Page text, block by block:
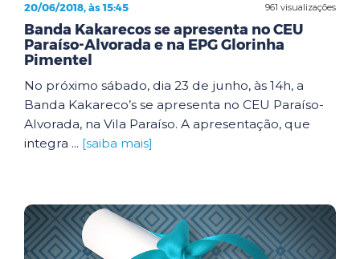
961 visualizações
20/06/2018, às 15:45
Banda Kakarecos se apresenta no CEU
Paraíso-Alvorada e na EPG Glorinha
Pimentel
No próximo sábado, dia 23 de junho, às 14h, a
Banda Kakareco’s se apresenta no CEU Paraíso-
Alvorada, na Vila Paraíso. A apresentação, que
integra ... [saiba mais]